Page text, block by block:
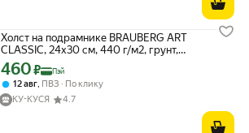
Холст на подрамнике BRAUBERG ART
CLASSIC, 24х30 см, 440 г/м2, грунт,
100% хлопок, крупное зерно, 190644
Цена с картой Яндекс Пэй 460 ₽ вместо
460₽ Пэй
12 авг, ПВЗ
По клику
КУ-КУСЯ
4.7